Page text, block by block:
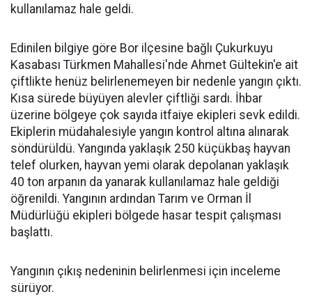
kullanılamaz hale geldi.
Edinilen bilgiye göre Bor ilçesine bağlı Çukurkuyu
Kasabası Türkmen Mahallesi'nde Ahmet Gültekin'e ait
çiftlikte henüz belirlenemeyen bir nedenle yangın çıktı.
Kısa sürede büyüyen alevler çiftliği sardı. İhbar
üzerine bölgeye çok sayıda itfaiye ekipleri sevk edildi.
Ekiplerin müdahalesiyle yangın kontrol altına alınarak
söndürüldü. Yangında yaklaşık 250 küçükbaş hayvan
telef olurken, hayvan yemi olarak depolanan yaklaşık
40 ton arpanın da yanarak kullanılamaz hale geldiği
öğrenildi. Yangının ardından Tarım ve Orman İl
Müdürlüğü ekipleri bölgede hasar tespit çalışması
başlattı.
Yangının çıkış nedeninin belirlenmesi için inceleme
sürüyor.